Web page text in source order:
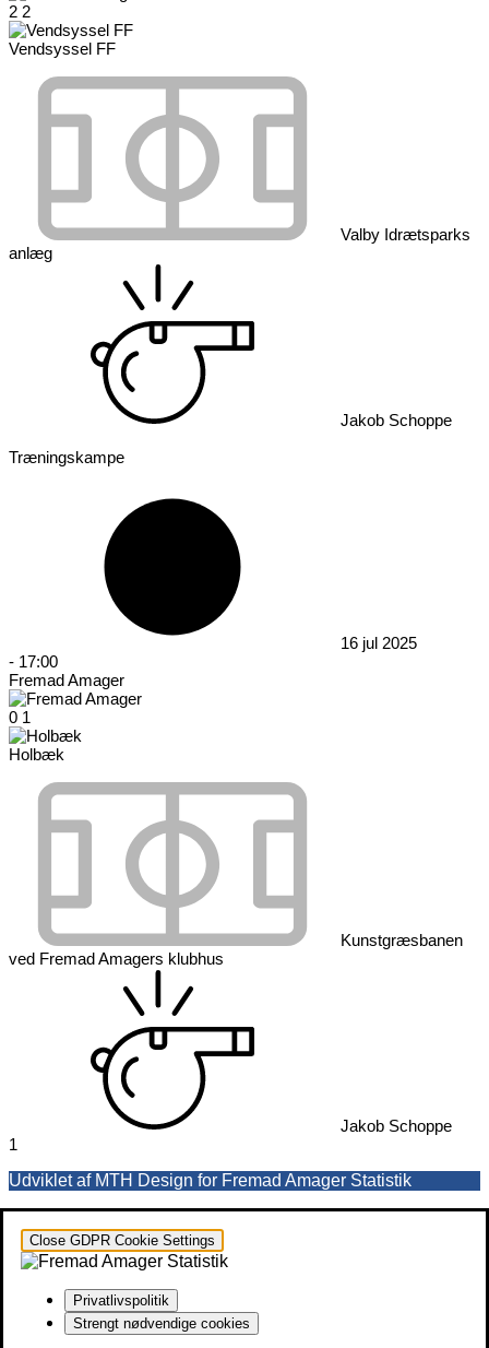
2 2
Vendsyssel FF
Valby Idrætsparks
anlæg
Jakob Schoppe
Træningskampe
16 jul 2025
- 17:00
Fremad Amager
0 1
Holbæk
Kunstgræsbanen
ved Fremad Amagers klubhus
Jakob Schoppe
1
Udviklet af MTH Design for Fremad Amager Statistik
Close GDPR Cookie Settings
Privatlivspolitik
Strengt nødvendige cookies